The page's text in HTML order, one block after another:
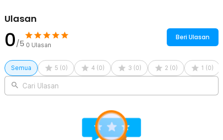
Ulasan
0/5 0 Ulasan
Beri Ulasan
Semua 5 (0) 4 (0) 3 (0) 2 (0) 1 (0)
Cari Ulasan